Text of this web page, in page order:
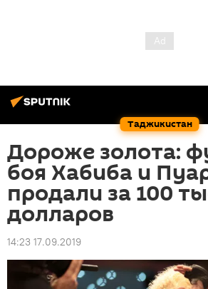
Таджикистан
Дороже золота:
боя Хабиба и
продали за 100
долларов
14:23 17.09.2019